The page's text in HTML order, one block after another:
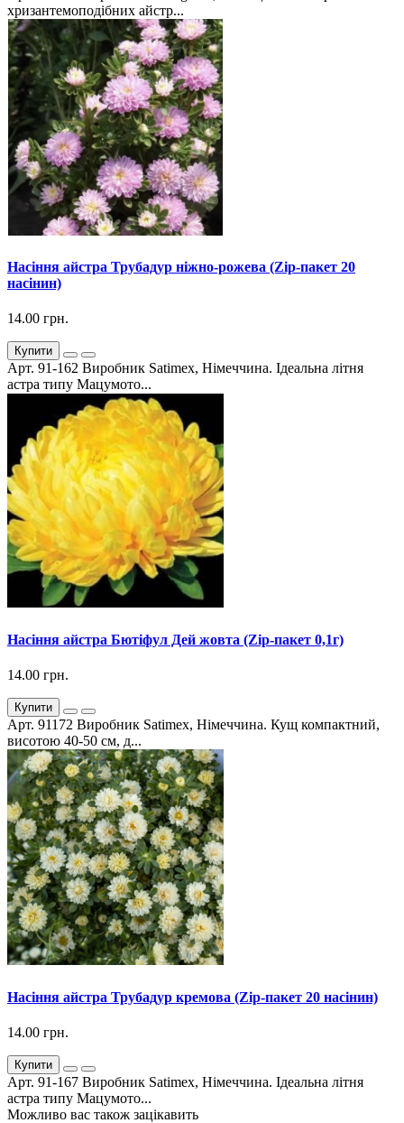
хризантемоподібних айстр...
Насіння айстра Трубадур ніжно-рожева (Zip-пакет 20
насінин)
14.00 грн.
Купити
Арт. 91-162 Виробник Satimex, Німеччина. Ідеальна літня
астра типу Мацумото...
Насіння айстра Бютіфул Дей жовта (Zip-пакет 0,1г)
14.00 грн.
Купити
Арт. 91172 Виробник Satimex, Німеччина. Кущ компактний,
висотою 40-50 см, д...
Насіння айстра Трубадур кремова (Zip-пакет 20 насінин)
14.00 грн.
Купити
Арт. 91-167 Виробник Satimex, Німеччина. Ідеальна літня
астра типу Мацумото...
Можливо вас також зацікавить